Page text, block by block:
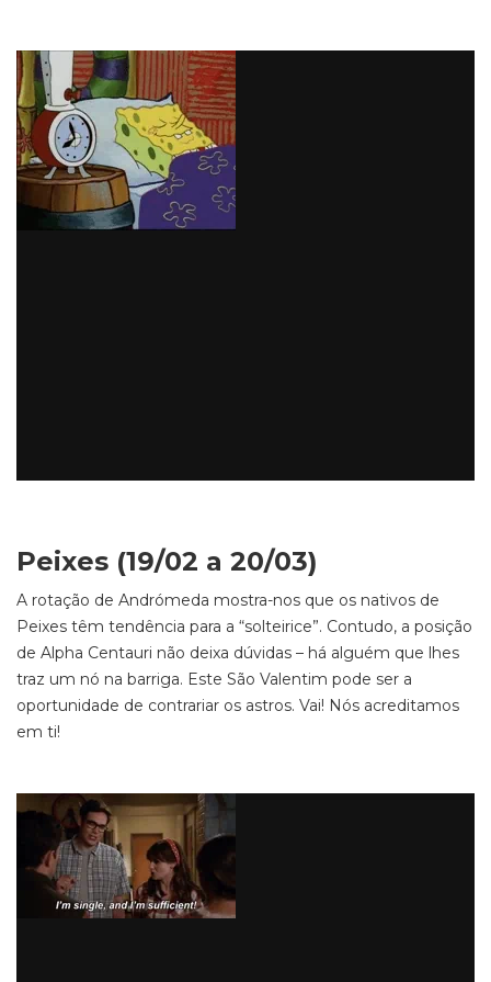
Peixes (19/02 a 20/03)
A rotação de Andrómeda mostra-nos que os nativos de
Peixes têm tendência para a “solteirice”. Contudo, a posição
de Alpha Centauri não deixa dúvidas – há alguém que lhes
traz um nó na barriga. Este São Valentim pode ser a
oportunidade de contrariar os astros. Vai! Nós acreditamos
em ti!